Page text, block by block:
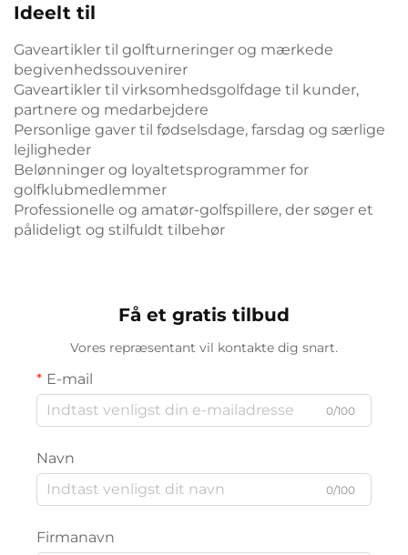
Ideelt til
Gaveartikler til golfturneringer og mærkede
begivenhedssouvenirer
Gaveartikler til virksomhedsgolfdage til kunder,
partnere og medarbejdere
Personlige gaver til fødselsdage, farsdag og særlige
lejligheder
Belønninger og loyaltetsprogrammer for
golfklubmedlemmer
Professionelle og amatør-golfspillere, der søger et
pålideligt og stilfuldt tilbehør
Få et gratis tilbud
Vores repræsentant vil kontakte dig snart.
E-mail
0/100
Navn
0/100
Firmanavn